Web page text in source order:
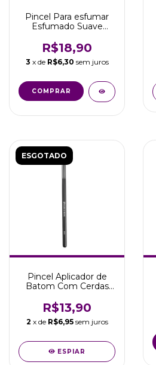
Pincel Para esfumar
Esfumado Suave
Marco Boni
R$18,90
3 x de R$6,30 sem juros
COMPRAR
ESGOTADO
Pincel Aplicador de
Batom Com Cerdas
R$13,90
2 x de R$6,95 sem juros
ESPIAR